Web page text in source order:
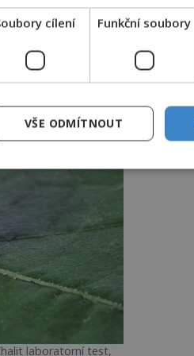
kousnutí
laboratorní test,
cílení Funkční soubory
VŠE ODMÍTNOUT